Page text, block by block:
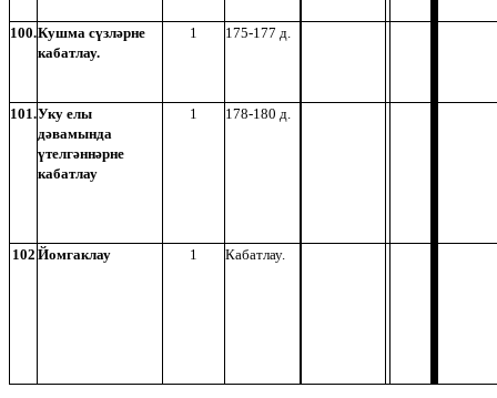
100.Кушма сүзләрне
кабатлау.
1 175-177 д.
101.Уку елы
дәвамында
үтелгәннәрне
кабатлау
1 178-180 д.
102 Йомгаклау 1 Кабатлау.